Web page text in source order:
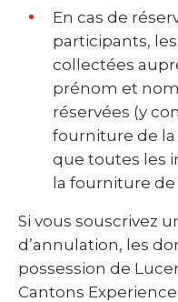
En cas de
participants,
collectées
prénom et
réservées (y
fourniture de la
que toutes les
Si vous souscrivez
d’annulation, les
possession de
Cantons